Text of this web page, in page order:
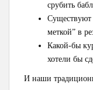
срубить
Существуют
меткой” в
Какой-бы
хотели бы
И наши